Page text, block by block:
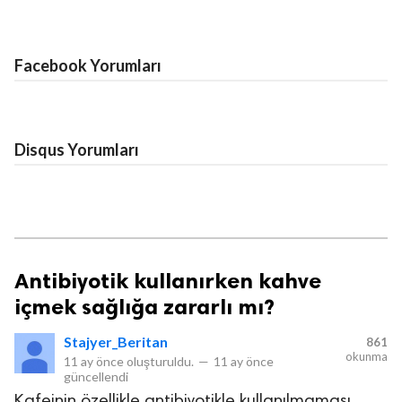
Facebook Yorumları
Disqus Yorumları
Antibiyotik kullanırken kahve
içmek sağlığa zararlı mı?
Stajyer_Beritan
11 ay önce oluşturuldu. — 11 ay önce
güncellendi
861
okunma